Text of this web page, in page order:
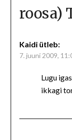
roosa)
Kaidi ütleb:
7. juuni 2009,
Lugu
ikkagi